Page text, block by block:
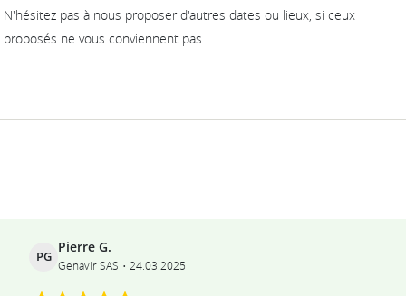
N'hésitez pas à nous proposer d'autres dates ou lieux, si ceux
proposés ne vous conviennent pas.
PG
Pierre G.
Genavir SAS 24.03.2025